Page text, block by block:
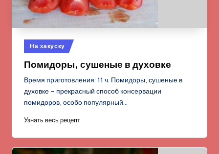
Опубликовано
в
На закуску
Помидоры, сушеные в духовке
Время приготовления: 11 ч. Помидоры, сушеные в
духовке - прекрасный способ консервации
помидоров, особо популярный…
Узнать весь рецепт